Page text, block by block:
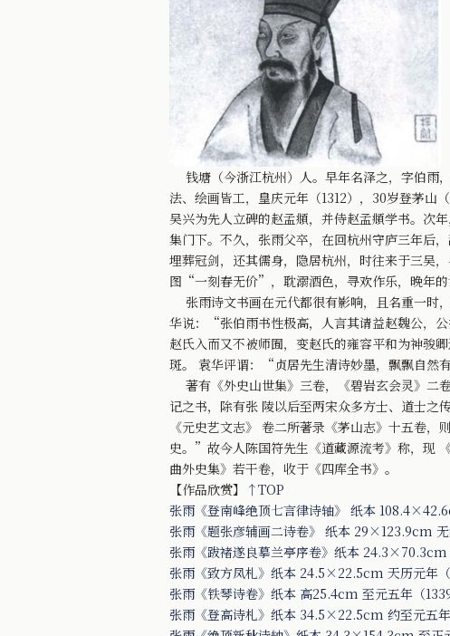
钱塘（今浙江杭州）人。早年名泽之，字伯雨
法、绘画皆工，皇庆元年（1312），30岁登茅山
吴兴为先人立碑的赵孟頫，并侍赵孟頫学书。次
集门下。不久，张雨父卒，在回杭州守庐三年后
埋葬冠剑，还其儒身，隐居杭州，时往来于三吴
图“一刻春无价”，耽溺酒色，寻欢作乐，晚年的
张雨诗文书画在元代都很有影响，且名重一时
华说：“张伯雨书性极高，人言其请益赵魏公，
赵氏入而又不被师囿，变赵氏的雍容平和为神骏
斑。 袁华评谓：“贞居先生清诗妙墨，飘飘自然
著有《外史山世集》三卷，《碧岩玄会灵》二
记之书，除有张 陵以后至两宋众多方士、道士之
《元史艺文志》 卷二所著录《茅山志》十五卷
史。”故今人陈国符先生《道藏源流考》称，现
曲外史集》若干卷，收于《四库全书》。
【作品欣赏】 ↑TOP
张雨《登南峰绝顶七言律诗轴》 纸本
张雨《题张彦辅画二诗卷》 纸本 29×123.9cm
张雨《跋褚遂良摹兰亭序卷》纸本 24.3×70.3cm
张雨《致方凤札》纸本 24.5×22.5cm 天历元年
张雨《铁琴诗卷》纸本 高25.4cm 至元五年（
张雨《登高诗札》纸本 34.5×22.5cm 约至元五